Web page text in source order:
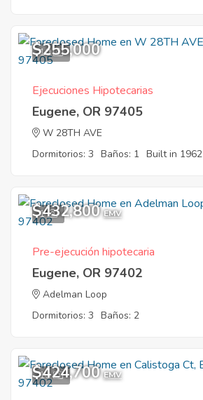
10
$255,000
Ejecuciones Hipotecarias
Eugene, OR 97405
W 28TH AVE
Dormitorios: 3 Baños: 1 Built in 1962
1
$432,800 EMV
Pre-ejecución hipotecaria
Eugene, OR 97402
Adelman Loop
Dormitorios: 3 Baños: 2
10
$424,700 EMV